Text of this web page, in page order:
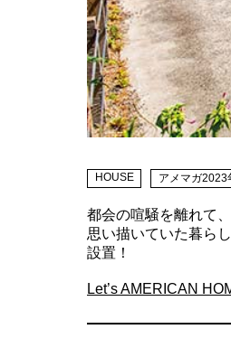
HOUSE アメマガ2023
都会の喧騒を離れて
思い描いていた暮ら
設置！
Let’s AMERICAN